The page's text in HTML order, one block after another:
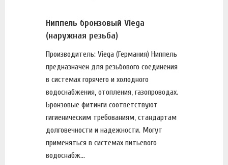
Ниппель бронзовый Viega
(наружная резьба)
Производитель: Viega (Германия) Ниппель
предназначен для резьбового соединения
в системах горячего и холодного
водоснабжения, отопления, газопроводах.
Бронзовые фитинги соответствуют
гигиеническим требованиям, стандартам
долговечности и надежности. Могут
применяться в системах питьевого
водоснабж...